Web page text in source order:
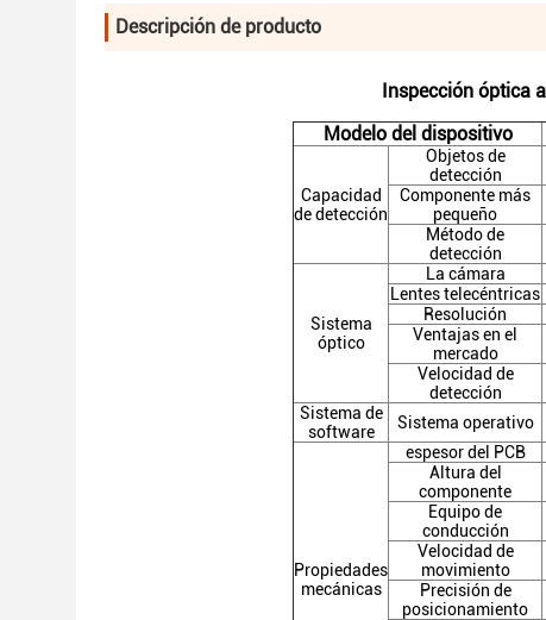
Descripción de producto
Inspección óptica
Modelo del dispositivo
Capacidad
de detección
Objetos de
detección
Componente más
pequeño
Método de
detección
Sistema
óptico
La cámara
Lentes telecéntricas
Resolución
Ventajas en el
mercado
Velocidad de
detección
Sistema de
software
Sistema operativo
Propiedades
mecánicas
espesor del PCB
Altura del
componente
Equipo de
conducción
Velocidad de
movimiento
Precisión de
posicionamiento